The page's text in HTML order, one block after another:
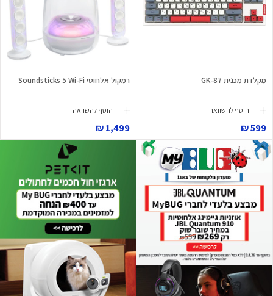
מקלדת מכנית GK-87
הוסף להשוואה
599 ₪
רמקול אלחוטי Soundsticks 5 Wi-Fi
הוסף להשוואה
1,499 ₪